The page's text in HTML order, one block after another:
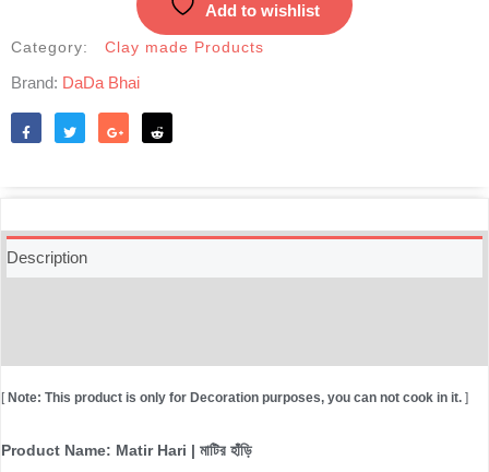
Add to wishlist
Category: Clay made Products
Brand: DaDa Bhai
Description
[Note: This product is only for Decoration purposes, you can not cook in it. ]
Product Name: Matir Hari | মাটির হাঁড়ি